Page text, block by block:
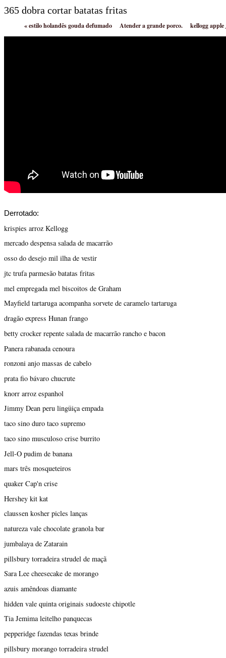
365 dobra cortar batatas fritas
«estilo holandês gouda defumado Atender a grande porco. kellogg
Derrotado:
krispies arroz Kellogg
mercado despensa salada de macarrão
osso do desejo mil ilha de vestir
jtc trufa parmesão batatas fritas
mel empregada mel biscoitos de Graham
Mayfield tartaruga acompanha sorvete de caramelo tartaruga
dragão express Hunan frango
betty crocker repente salada de macarrão rancho e bacon
Panera rabanada cenoura
ronzoni anjo massas de cabelo
prata fio bávaro chucrute
knorr arroz espanhol
Jimmy Dean peru lingüiça empada
taco sino duro taco supremo
taco sino musculoso crise burrito
Jell-O pudim de banana
mars três mosqueteiros
quaker Cap'n crise
Hershey kit kat
claussen kosher picles lanças
natureza vale chocolate granola bar
jumbalaya de Zatarain
pillsbury torradeira strudel de maçã
Sara Lee cheesecake de morango
azuis amêndoas diamante
hidden vale quinta originais sudoeste chipotle
Tia Jemima leitelho panquecas
pepperidge fazendas texas brinde
pillsbury morango torradeira strudel